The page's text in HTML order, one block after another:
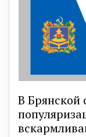
В Брянской